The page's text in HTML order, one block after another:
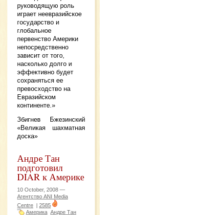
руководящую роль
играет неевразийское
государство и
глобальное
первенство Америки
непосредственно
зависит от того,
насколько долго и
эффективно будет
сохраняться ее
превосходство на
Евразийском
континенте.»
Збигнев Бжезинский
«Великая шахматная
доска»
Андре Тан
подготовил
DIAR к Америке
10 October, 2008 —
Агентство ANI Media
Centre | 2585
Америка Андре Тан